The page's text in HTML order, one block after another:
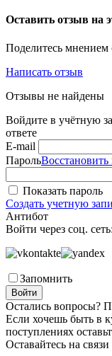
Оставить отзыв на
Поделитесь мнением
Написать отзыв
Отзывы не найдены
Войдите в учётную
ответе
E-mail
ПарольВосстановить
Показать пароль
Создать учетную
Антибот
Войти через соц. сеть:
Запомнить
Войти
Остались вопросы?
Если хочешь быть в
поступлениях
Оставайтесь на связи